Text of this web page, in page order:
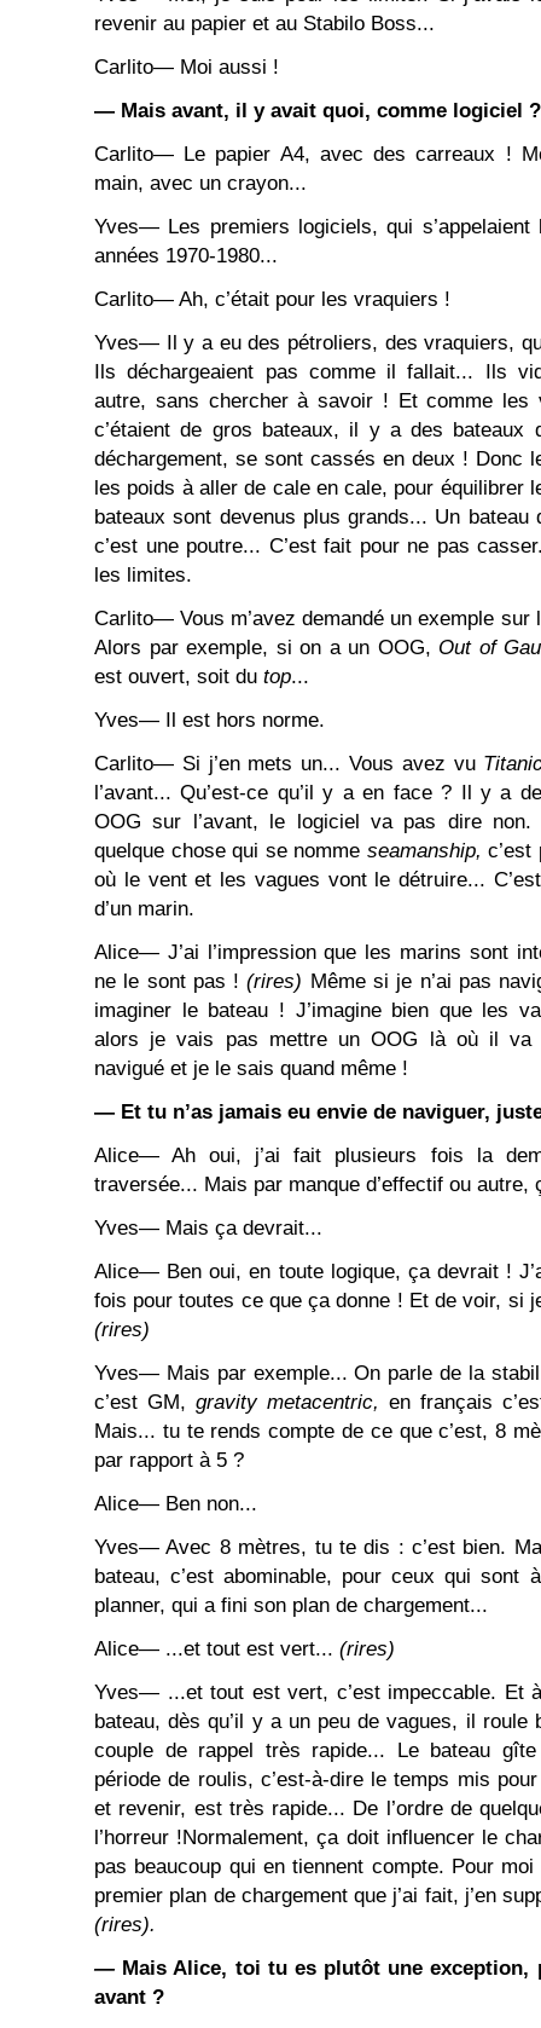
revenir au papier et au Stabilo Boss...
Carlito― Moi aussi !
― Mais avant, il y avait quoi, comme logiciel ?
Carlito― Le papier A4, avec des carreaux !
main, avec un crayon...
Yves― Les premiers logiciels, qui
années 1970-1980...
Carlito― Ah, c’était pour les vraquiers !
Yves― Il y a eu des pétroliers, des vraquiers,
Ils déchargeaient pas comme il fallait... Ils
autre, sans chercher à savoir ! Et comme les
c’étaient de gros bateaux, il y a des bateaux
déchargement, se sont cassés en deux ! Donc
les poids à aller de cale en cale, pour équilibrer
bateaux sont devenus plus grands... Un
c’est une poutre... C’est fait pour ne pas
les limites.
Carlito― Vous m’avez demandé un exemple sur
Alors par exemple, si on a un OOG, Out of
est ouvert, soit du top...
Yves― Il est hors norme.
Carlito― Si j’en mets un... Vous avez vu
l’avant... Qu’est-ce qu’il y a en face ? Il y a
OOG sur l’avant, le logiciel va pas dire
quelque chose qui se nomme seamanship, c’est
où le vent et les vagues vont le détruire...
d’un marin.
Alice― J’ai l’impression que les marins sont
ne le sont pas !(rires) Même si je n’ai pas
imaginer le bateau ! J’imagine bien que les
alors je vais pas mettre un OOG là où il va
navigué et je le sais quand même !
― Et tu n’as jamais eu envie de naviguer,
Alice― Ah oui, j’ai fait plusieurs fois la
traversée... Mais par manque d’effectif ou autre,
Yves― Mais ça devrait...
Alice― Ben oui, en toute logique, ça devrait !
fois pour toutes ce que ça donne ! Et de voir, si
(rires)
Yves― Mais par exemple... On parle de la
c’est GM, gravity metacentric, en français
Mais... tu te rends compte de ce que c’est, 8
par rapport à 5 ?
Alice― Ben non...
Yves― Avec 8 mètres, tu te dis : c’est bien.
bateau, c’est abominable, pour ceux qui sont
planner, qui a fini son plan de chargement...
Alice― ...et tout est vert... (rires)
Yves― ...et tout est vert, c’est impeccable. Et
bateau, dès qu’il y a un peu de vagues, il
couple de rappel très rapide... Le bateau
période de roulis, c’est-à-dire le temps mis
et revenir, est très rapide... De l’ordre de
l’horreur !Normalement, ça doit influencer le
pas beaucoup qui en tiennent compte. Pour
premier plan de chargement que j’ai fait, j’en
(rires).
― Mais Alice, toi tu es plutôt une exception,
avant ?